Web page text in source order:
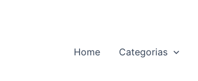
Home Categorias